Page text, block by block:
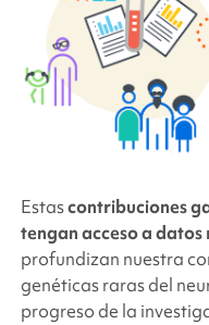
Estascontribuciones
tengan acceso a
profundizan nuestra
genéticas raras del
progreso de la